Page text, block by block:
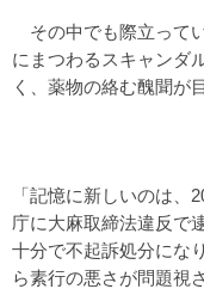
その中でも際立って
にまつわるスキャンダ
く、薬物の絡む醜聞が
「記憶に新しいのは、
庁に大麻取締法違反で
十分で不起訴処分にな
ら素行の悪さが問題視